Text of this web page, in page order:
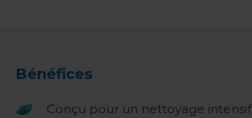
Bénéfices
Conçu pour un nettoyage intensif